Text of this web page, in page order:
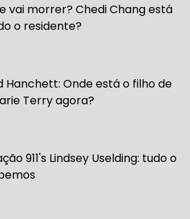
vai morrer? Chedi Chang está
o residente?
Hanchett: Onde está o filho de
Terry agora?
911's Lindsey Uselding: tudo o